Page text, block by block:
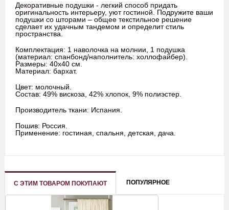
Декоративные подушки - легкий способ придать
оригинальность интерьеру, уют гостиной. Подружите ваши
подушки со шторами – общее текстильное решение
сделает их удачным тандемом и определит стиль
пространства.
Комплектация: 1 наволочка на молнии, 1 подушка
(материал: спанбонд/наполнитель: холлофайбер).
Размеры: 40х40 см.
Материал: бархат.
Цвет: молочный.
Состав: 49% вискоза, 42% хлопок, 9% полиэстер.
Производитель ткани: Испания.
Пошив: Россия.
Применение: гостиная, спальня, детская, дача.
С ЭТИМ ТОВАРОМ ПОКУПАЮТ ПОПУЛЯРНОЕ